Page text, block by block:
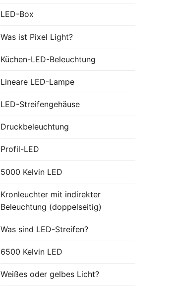
LED-Box
Was ist Pixel Light?
Küchen-LED-Beleuchtung
Lineare LED-Lampe
LED-Streifengehäuse
Druckbeleuchtung
Profil-LED
5000 Kelvin LED
Kronleuchter mit indirekter
Beleuchtung (doppelseitig)
Was sind LED-Streifen?
6500 Kelvin LED
Weißes oder gelbes Licht?